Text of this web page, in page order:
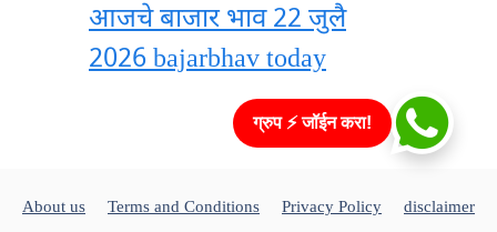
आजचे बाजार भाव 22 जुलै
2026 bajarbhav today
About us Terms and Conditions Privacy Policy disclaimer
ग्रुप ⚡ जॉईन करा!